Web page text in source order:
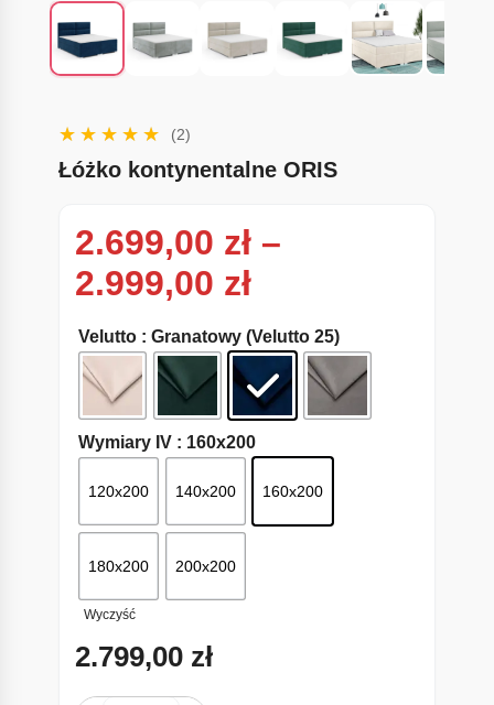
(2)
Łóżko kontynentalne ORIS
2.699,00 zł –
2.999,00 złZakres cen:
Velutto : Granatowy (Velutto 25)
Wymiary IV : 160x200
120x200 140x200 160x200
180x200 200x200
Wyczyść
2.799,00 zł